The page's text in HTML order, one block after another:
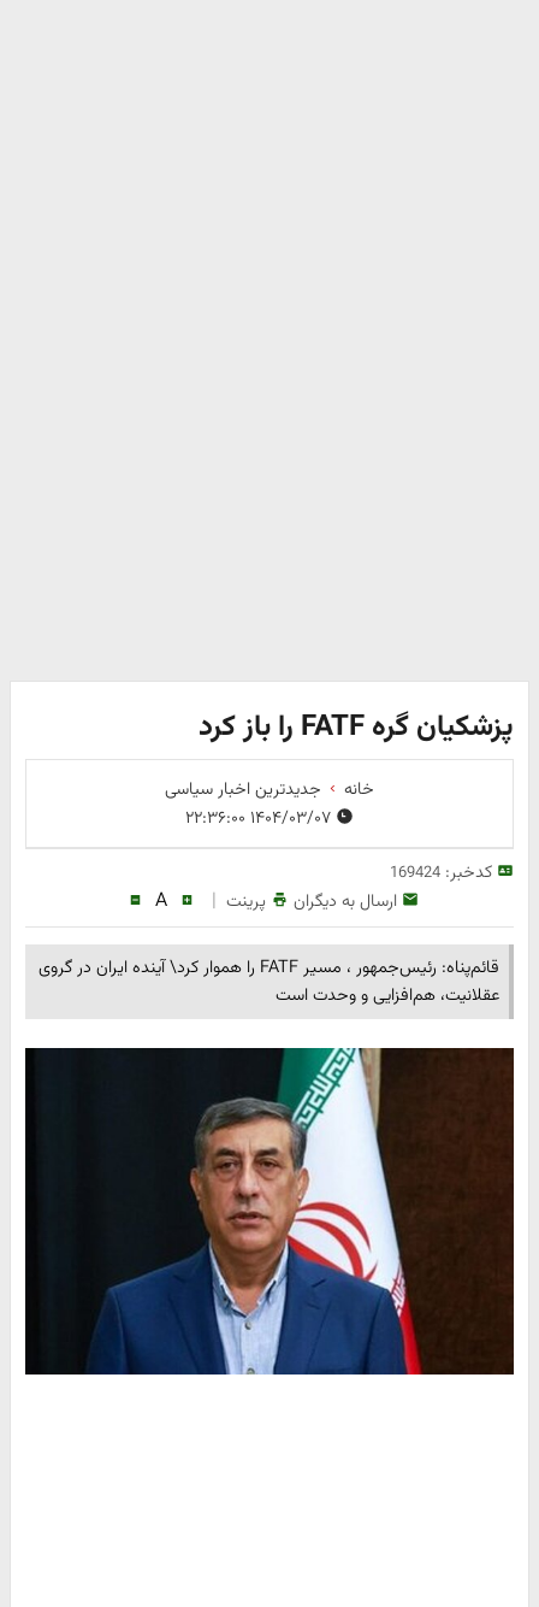
پزشکیان گره FATF را باز کرد
خانه
جدیدترین اخبار سیاسی
کدخبر:169424
ارسال به دیگران پرینت |
A
قائم‌پناه: رئیس‌جمهور ، مسیر FATF را هموار کرد\ آینده ایران در گروی
عقلانیت، هم‌افزایی و وحدت است